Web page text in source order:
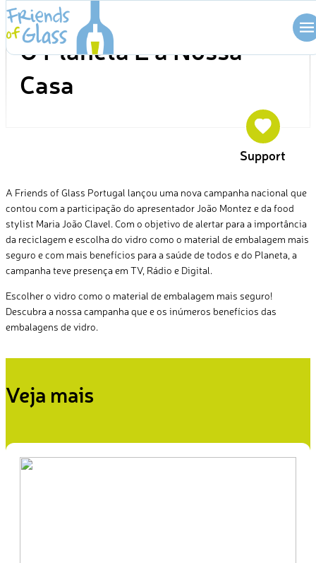
Skip
to
content
CAMPANHA
O Planeta É a Nossa
Casa
Support
A Friends of Glass Portugal lançou uma nova campanha nacional que
contou com a participação do apresentador João Montez e da food
stylist Maria João Clavel. Com o objetivo de alertar para a importância
da reciclagem e escolha do vidro como o material de embalagem mais
seguro e com mais benefícios para a saúde de todos e do Planeta, a
campanha teve presença em TV, Rádio e Digital.
Escolher o vidro como o material de embalagem mais seguro!
Descubra a nossa campanha que e os inúmeros benefícios das
embalagens de vidro.
Veja mais